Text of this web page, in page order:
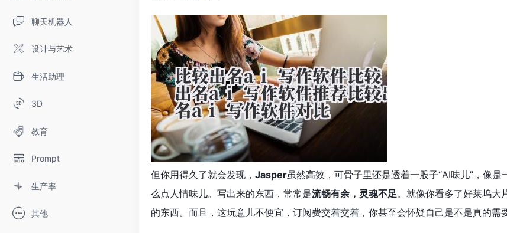
聊天机器人
设计与艺术
生活助理
3D
教育
Prompt
生产率
其他
但你用得久了就会发现， Jasper虽然高效，可骨子里还是透着一股子“AI味儿”，像
么点人情味儿。写出来的东西，常常是流畅有余，灵魂不足。就像你看多了好莱坞大
的东西。而且，这玩意儿不便宜，订阅费交着交着，你甚至会怀疑自己是不是真的需